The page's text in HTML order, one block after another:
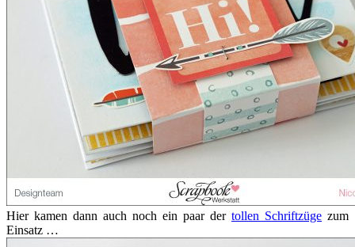
Hier kamen dann auch noch ein paar der tollen Schriftzüge zum
Einsatz …